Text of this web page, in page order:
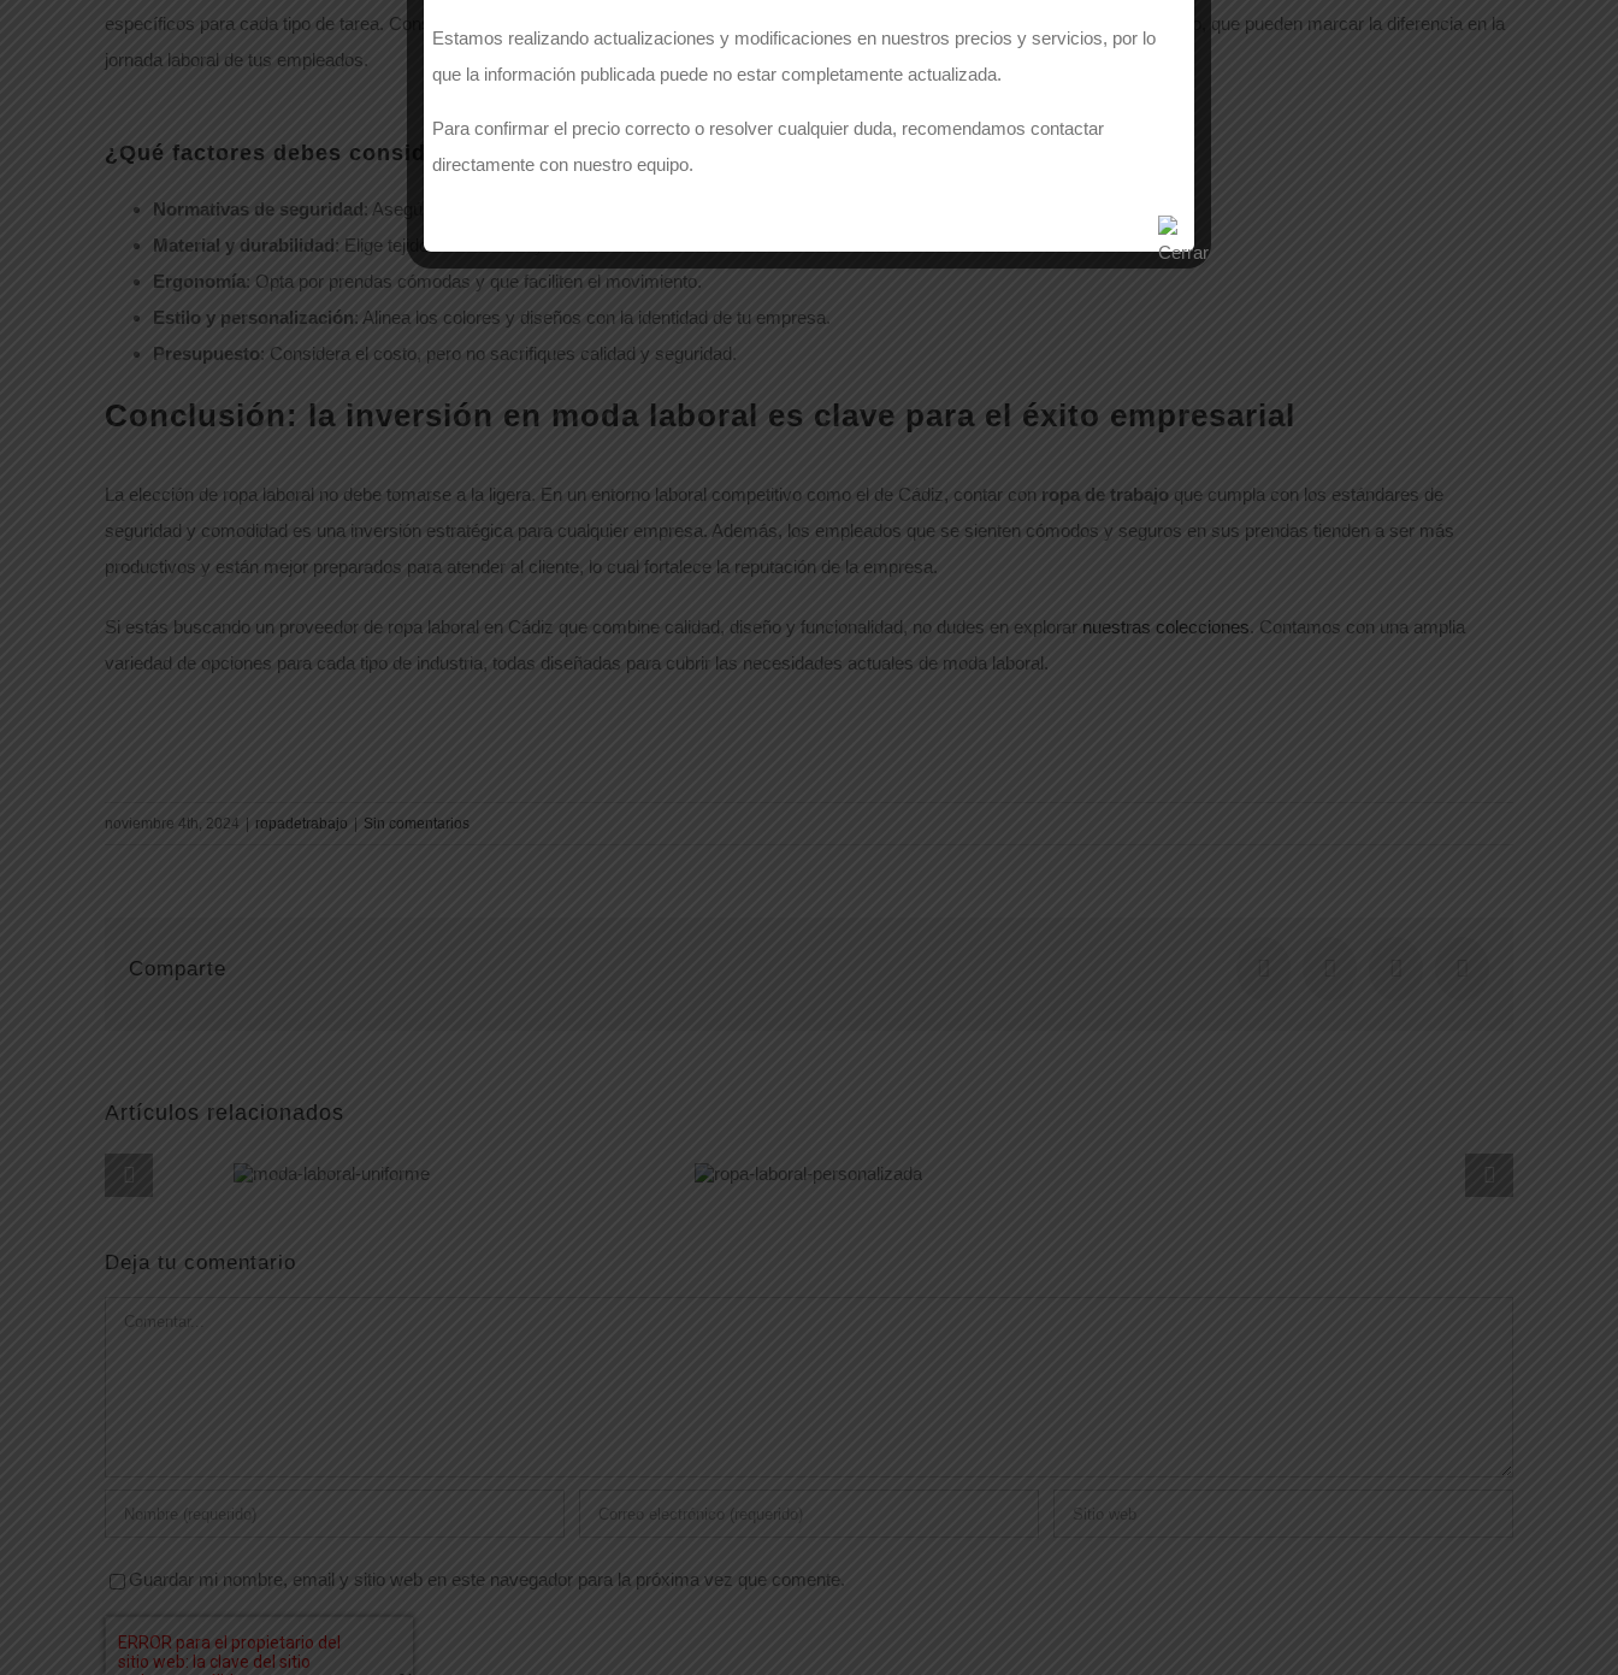
específicos para cada tipo de tarea. Considera detalles como los bolsillos estratégicos, las rodilleras reforzadas o los cierres de fácil acceso, que pueden marcar la diferencia en la
jornada laboral de tus empleados.
¿Qué factores debes considerar al comprar ropa laboral?
Normativas de seguridad: Asegúrate de que la ropa cumple con las normativas del sector.
Material y durabilidad: Elige tejidos resistentes y de fácil mantenimiento.
Ergonomía: Opta por prendas cómodas y que faciliten el movimiento.
Estilo y personalización: Alinea los colores y diseños con la identidad de tu empresa.
Presupuesto: Considera el costo, pero no sacrifiques calidad y seguridad.
Conclusión: la inversión en moda laboral es clave para el éxito empresarial
La elección de ropa laboral no debe tomarse a la ligera. En un entorno laboral competitivo como el de Cádiz, contar con ropa de trabajo que cumpla con los estándares de
seguridad y comodidad es una inversión estratégica para cualquier empresa. Además, los empleados que se sienten cómodos y seguros en sus prendas tienden a ser más
productivos y están mejor preparados para atender al cliente, lo cual fortalece la reputación de la empresa.
Si estás buscando un proveedor de ropa laboral en Cádiz que combine calidad, diseño y funcionalidad, no dudes en explorar nuestras colecciones. Contamos con una amplia
variedad de opciones para cada tipo de industria, todas diseñadas para cubrir las necesidades actuales de moda laboral.
noviembre 4th, 2024 ropadetrabajo Sin comentarios
Comparte
Artículos relacionados
uniforme
Ropa de trabajo
Deja tu comentario
Comentar
Guardar mi nombre, email y sitio web en este navegador para la próxima vez que comente.
Estamos realizando actualizaciones y modificaciones en nuestros precios y servicios, por lo
que la información publicada puede no estar completamente actualizada.
Para confirmar el precio correcto o resolver cualquier duda, recomendamos contactar
directamente con nuestro equipo.